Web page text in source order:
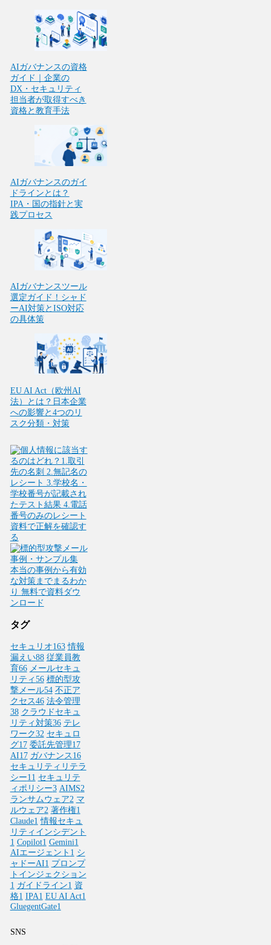
AIガバナンスの資格
ガイド｜企業の
DX・セキュリティ
担当者が取得すべき
資格と教育手法
AIガバナンスのガイ
ドラインとは？
IPA・国の指針と実
践プロセス
AIガバナンスツール
選定ガイド！シャド
ーAI対策とISO対応
の具体策
EU AI Act（欧州AI
法）とは？日本企業
への影響と4つのリ
スク分類・対策
タグ
セキュリオ163 情報
漏えい88 従業員教
育66 メールセキュ
リティ 56 標的型攻
撃メール54 不正ア
クセス46 法令管理
38 クラウドセキュ
リティ対策36 テレ
ワーク32 セキュロ
グ17 委託先管理17
AI17 ガバナンス 16
セキュリティリテラ
シー11 セキュリテ
ィポリシー3 AIMS2
ランサムウェア2 マ
ルウェア2 著作権1
Claude1 情報セキュ
リティインシデント
1 Copilot1 Gemini1
AIエージェント 1 シ
ャドーAI1 プロンプ
トインジェクション
1 ガイドライン1 資
格1 IPA1 EU AI Act1
GluegentGate1
SNS